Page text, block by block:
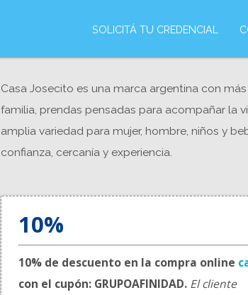
SOLICITÁ TU CREDENCIAL
Casa Josecito es una marca argentina con
familia, prendas pensadas para acompañar la
amplia variedad para mujer, hombre, niños y
confianza, cercanía y experiencia.
10%
10% de descuento en la compra online
con el cupón: GRUPOAFINIDAD. El cliente